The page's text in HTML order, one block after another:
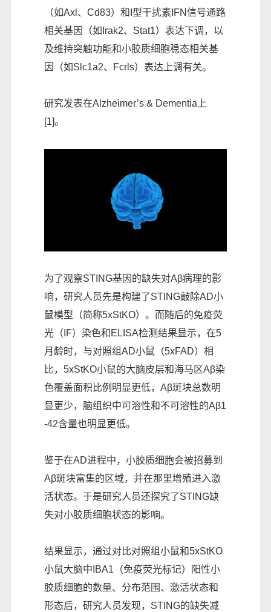
（如Axl、Cd83）和I型干扰素IFN信号通路
相关基因（如Irak2、Stat1）表达下调，以
及维持突触功能和小胶质细胞稳态相关基
因（如Slc1a2、Fcrls）表达上调有关。
研究发表在Alzheimer’s & Dementia上
[1]。
为了观察STING基因的缺失对Aβ病理的影
响，研究人员先是构建了STING敲除AD小
鼠模型（简称5xStKO）。而随后的免疫荧
光（IF）染色和ELISA检测结果显示，在5
月龄时，与对照组AD小鼠（5xFAD）相
比，5xStKO小鼠的大脑皮层和海马区Aβ染
色覆盖面积比例明显更低，Aβ斑块总数明
显更少，脑组织中可溶性和不可溶性的Aβ1
-42含量也明显更低。
鉴于在AD进程中，小胶质细胞会被招募到
Aβ斑块富集的区域，并在那里增殖进入激
活状态。于是研究人员还探究了STING缺
失对小胶质细胞状态的影响。
结果显示，通过对比对照组小鼠和5xStKO
小鼠大脑中IBA1（免疫荧光标记）阳性小
胶质细胞的数量、分布范围、激活状态和
形态后，研究人员发现，STING的缺失减